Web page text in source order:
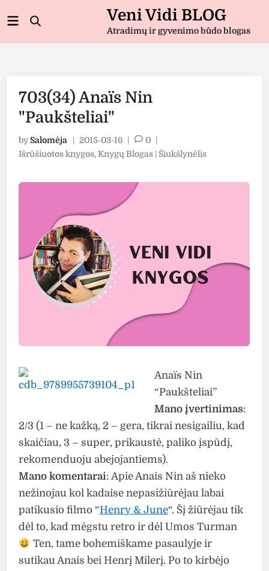
to
Veni Vidi BLOG
Atradimų ir gyvenimo būdo blogas
Open
Main
703(34) Anaïs Nin
"Paukšteliai"
bySalomėja 2015-03-16 0
Posted
Išrūšiuotos knygos,Knygų Blogas | Šiukšlynėlis
Anaïs Nin
“Paukšteliai”
Mano įvertinimas:
2/3 (1 – ne kažką, 2 – gera, tikrai nesigailiu, kad
skaičiau, 3 – super, prikaustė, paliko įspūdį,
rekomenduoju abejojantiems).
Mano komentarai: Apie Anais Nin aš nieko
nežinojau kol kadaise nepasižiūrėjau labai
patikusio filmo “Henry & June“. Šį žiūrėjau tik
dėl to, kad mėgstu retro ir dėl Umos Turman
Ten, tame bohemiškame pasaulyje ir
sutikau Anais bei Henrį Milerį. Po to kirbėjo